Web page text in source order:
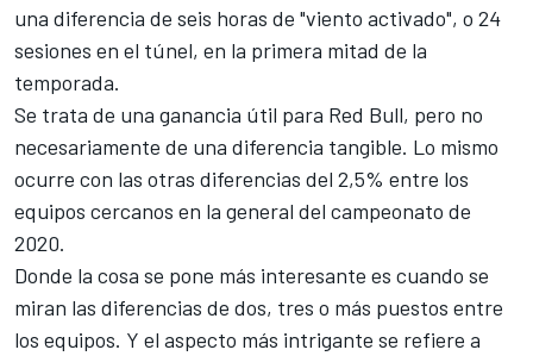
una diferencia de seis horas de "viento activado", o 24
sesiones en el túnel, en la primera mitad de la
temporada.
Se trata de una ganancia útil para Red Bull, pero no
necesariamente de una diferencia tangible. Lo mismo
ocurre con las otras diferencias del 2,5% entre los
equipos cercanos en la general del campeonato de
2020.
Donde la cosa se pone más interesante es cuando se
miran las diferencias de dos, tres o más puestos entre
los equipos. Y el aspecto más intrigante se refiere a